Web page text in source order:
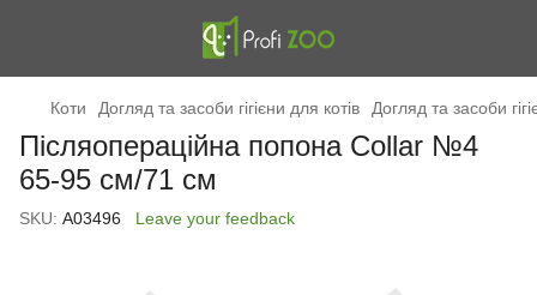
Коти Догляд та засоби гігієни для котів Догляд та засоби
Післяопераційна попона Collar №4
65-95 см/71 см
SKU: А03496 Leave your feedback